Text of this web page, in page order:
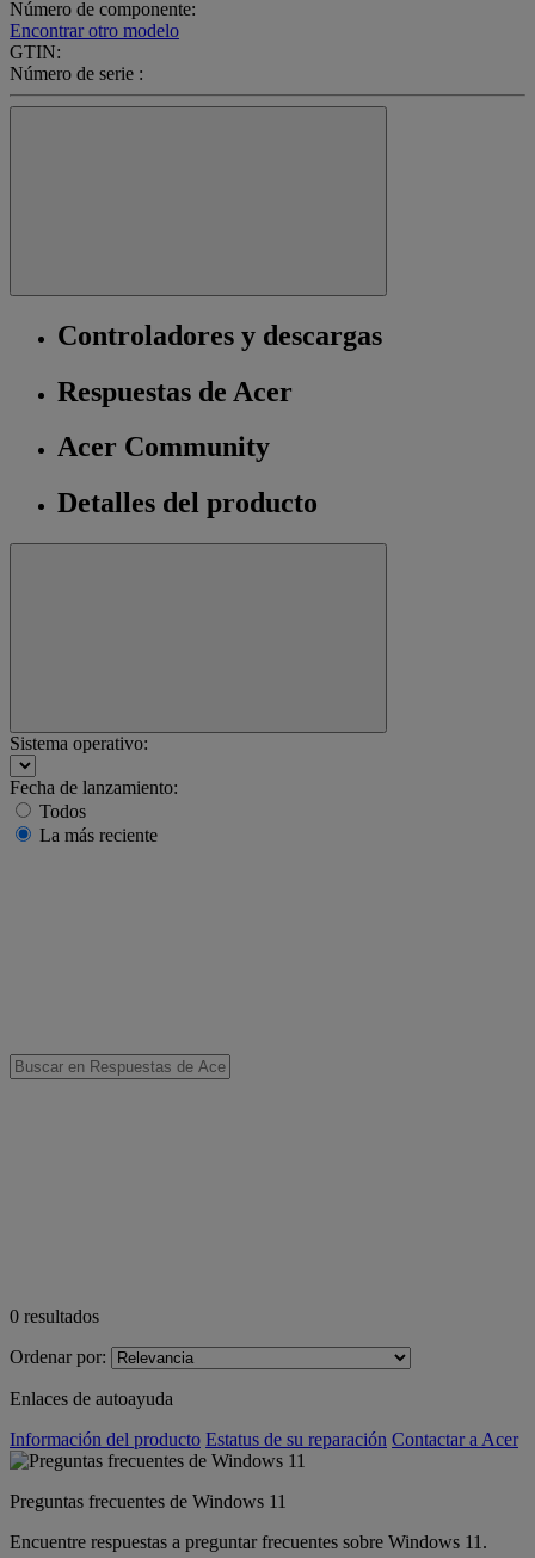
Número de componente:
Encontrar otro modelo
GTIN:
Número de serie :
Controladores y descargas
Respuestas de Acer
Acer Community
Detalles del producto
Sistema operativo:
Fecha de lanzamiento:
Todos
La más reciente
0 resultados
Ordenar por:
Enlaces de autoayuda
Información del producto Estatus de su reparación Contactar a Acer
Preguntas frecuentes de Windows 11
Encuentre respuestas a preguntar frecuentes sobre Windows 11.